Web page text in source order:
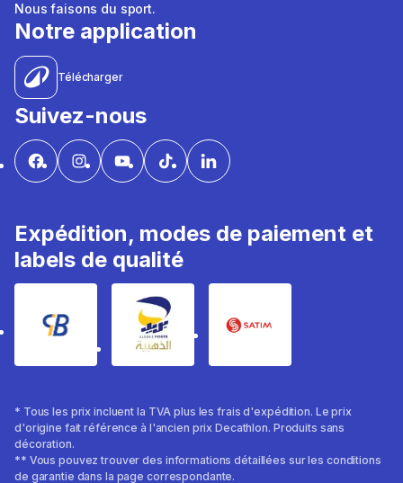
Nous faisons du sport.
Notre application
Télécharger
Suivez-nous
Expédition, modes de paiement et
labels de qualité
* Tous les prix incluent la TVA plus les frais d'expédition. Le prix
d'origine fait référence à l'ancien prix Decathlon. Produits sans
décoration.
** Vous pouvez trouver des informations détaillées sur les conditions
de garantie dans la page correspondante.